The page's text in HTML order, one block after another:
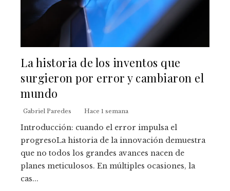
La historia de los inventos que
surgieron por error y cambiaron el
mundo
Gabriel Paredes Hace 1 semana
Introducción: cuando el error impulsa el
progresoLa historia de la innovación demuestra
que no todos los grandes avances nacen de
planes meticulosos. En múltiples ocasiones, la
cas...